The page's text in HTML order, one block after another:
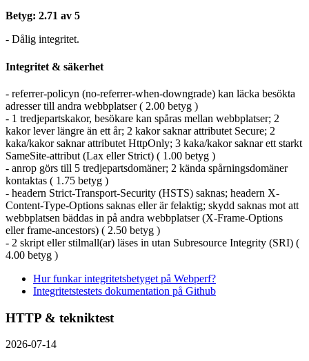
Betyg: 2.71 av 5
- Dålig integritet.
Integritet & säkerhet
- referrer-policyn (no-referrer-when-downgrade) kan läcka besökta
adresser till andra webbplatser ( 2.00 betyg )
- 1 tredjepartskakor, besökare kan spåras mellan webbplatser; 2
kakor lever längre än ett år; 2 kakor saknar attributet Secure; 2
kaka/kakor saknar attributet HttpOnly; 3 kaka/kakor saknar ett starkt
SameSite-attribut (Lax eller Strict) ( 1.00 betyg )
- anrop görs till 5 tredjepartsdomäner; 2 kända spårningsdomäner
kontaktas ( 1.75 betyg )
- headern Strict-Transport-Security (HSTS) saknas; headern X-
Content-Type-Options saknas eller är felaktig; skydd saknas mot att
webbplatsen bäddas in på andra webbplatser (X-Frame-Options
eller frame-ancestors) ( 2.50 betyg )
- 2 skript eller stilmall(ar) läses in utan Subresource Integrity (SRI) (
4.00 betyg )
Hur funkar integritetsbetyget på Webperf?
Integritetstestets dokumentation på Github
HTTP & tekniktest
2026-07-14